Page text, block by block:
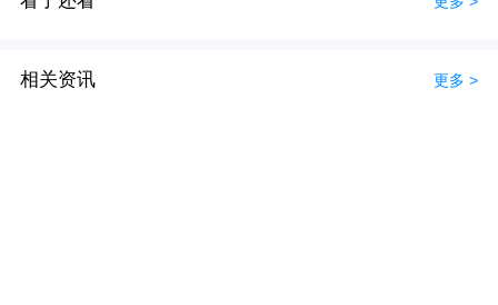
相关资讯 更多 >